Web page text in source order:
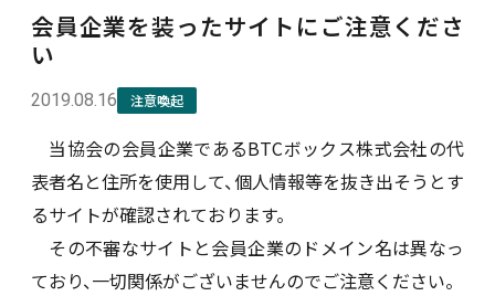
規則・ガイドライン
統計調査
会員紹介
詐欺関連情報
会員企業を装ったサイトにご注意くださ
い
2019.08.16 注意喚起
当協会の会員企業であるBTCボックス株式会社の代
表者名と住所を使用して、個人情報等を抜き出そうとす
るサイトが確認されております。
その不審なサイトと会員企業のドメイン名は異なっ
ており、一切関係がございませんのでご注意ください。